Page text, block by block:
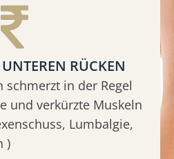
RÜCKEN
schmerzt in der Regel
und verkürzte Muskeln
Lumbalgie,
)